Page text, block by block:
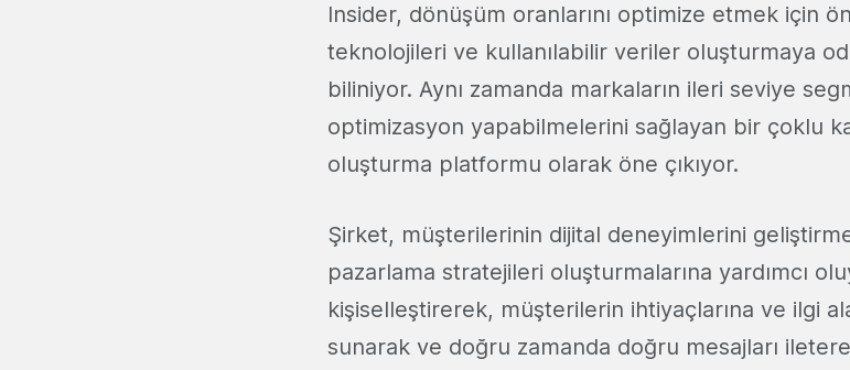
Insider, dönüşüm oranlarını optimize etmek için
teknolojileri ve kullanılabilir veriler oluşturmaya
biliniyor. Aynı zamanda markaların ileri seviye
optimizasyon yapabilmelerini sağlayan bir çoklu
oluşturma platformu olarak öne çıkıyor.
Şirket, müşterilerinin dijital deneyimlerini
pazarlama stratejileri oluşturmalarına yardımcı
kişiselleştirerek, müşterilerin ihtiyaçlarına ve ilgi
sunarak ve doğru zamanda doğru mesajları